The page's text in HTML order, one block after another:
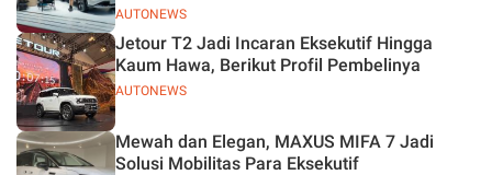
AUTONEWS
AUTONEWS
Jetour T2 Jadi Incaran Eksekutif Hingga
Kaum Hawa, Berikut Profil Pembelinya
Mewah dan Elegan, MAXUS MIFA 7 Jadi
Solusi Mobilitas Para Eksekutif